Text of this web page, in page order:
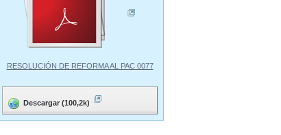
RESOLUCIÓN DE REFORMA AL PAC 0077
Descargar (100,2k)